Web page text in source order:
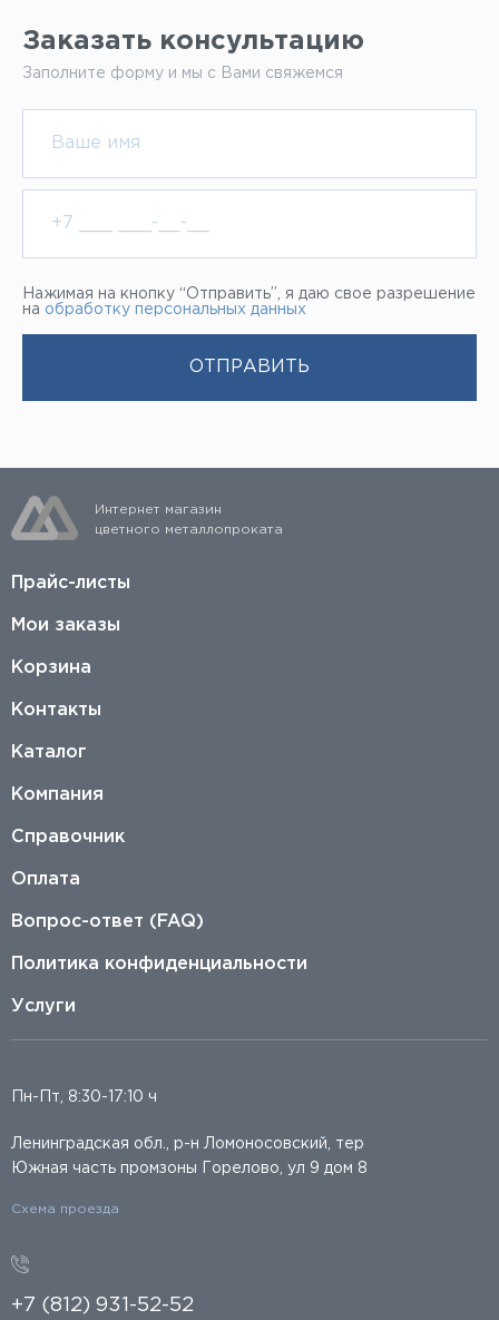
Заказать консультацию
Заполните форму и мы с Вами свяжемся
Нажимая на кнопку “Отправить”, я даю свое разрешение
на обработку персональных данных
Интернет магазин
цветного металлопроката
Прайс-листы
Мои заказы
Корзина
Контакты
Каталог
Компания
Справочник
Оплата
Вопрос-ответ (FAQ)
Политика конфиденциальности
Услуги
Пн-Пт, 8:30-17:10 ч
Ленинградская обл., р-н Ломоносовский, тер
Южная часть промзоны Горелово, ул 9 дом 8
Схема проезда
+7 (812) 931-52-52